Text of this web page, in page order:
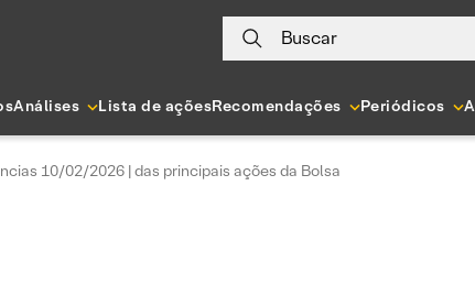
Buscar
Análises Lista de açõesRecomendações Periódicos
10/02/2026 | das principais ações da Bolsa